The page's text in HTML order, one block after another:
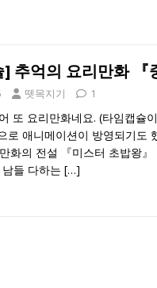
추억의 요리만화 『
뗏목지기 1
또 요리만화네요. (타임캡슐
로 애니메이션이 방영되기도
화의 전설 『미스터 초밥왕
들 다하는 […]